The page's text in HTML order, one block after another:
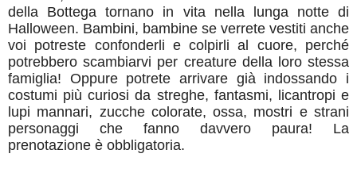
della Bottega tornano in vita nella lunga notte di
Halloween. Bambini, bambine se verrete vestiti anche
voi potreste confonderli e colpirli al cuore, perché
potrebbero scambiarvi per creature della loro stessa
famiglia! Oppure potrete arrivare già indossando i
costumi più curiosi da streghe, fantasmi, licantropi e
lupi mannari, zucche colorate, ossa, mostri e strani
personaggi che fanno davvero paura! La
prenotazione è obbligatoria.